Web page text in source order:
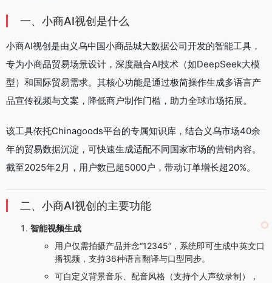
一、小商AI视创是什么
小商AI视创是由义乌中国小商品城大数据公司开发的智能工具，
专为小商品贸易场景设计，深度融合AI技术（如DeepSeek大模
型）和国际贸易需求。其核心功能是通过极简操作生成多语言产
品宣传视频与文案，降低商户制作门槛，助力全球市场拓展。
该工具依托Chinagoods平台的专属知识库，结合义乌市场40余
年的贸易数据沉淀，可快速生成适配不同国家市场的营销内容。
截至2025年2月，用户数已超5000户，带动订单增长超20%。
二、小商AI视创的主要功能
智能视频生成
用户仅需拍摄产品并念“12345”，系统即可生成中英文口
播视频，支持36种语言翻译与口型同步。
可自定义背景音乐、配音风格（支持个人声纹录制），